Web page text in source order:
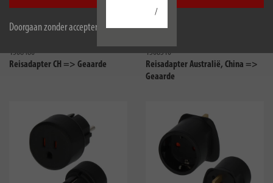
Doorgaan zonder accepteren
/
Vergelijken
1508480
Reisadapter CH => Geaarde
1508510
Reisadapter Australië, China =>
Geaarde